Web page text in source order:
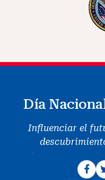
Día
Influenciar el